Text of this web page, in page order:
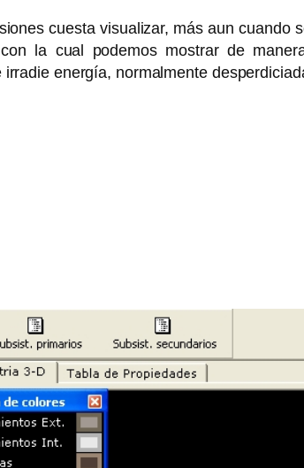
cuesta visualizar, más aun
la cual podemos mostrar de
energía, normalmente